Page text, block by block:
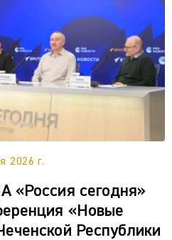
2026 г.
«Россия сегодня»
«Новые
Республики